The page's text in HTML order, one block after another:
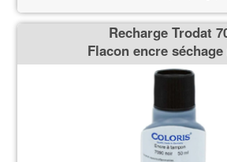
Recharge Trodat
Flacon encre